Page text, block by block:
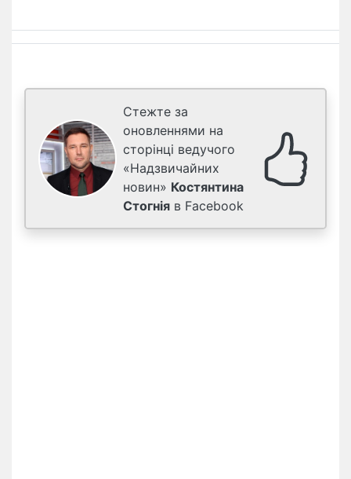
Стежте за
оновленнями на
сторінці ведучого
«Надзвичайних
новин» Костянтина
Стогнія в Facebook